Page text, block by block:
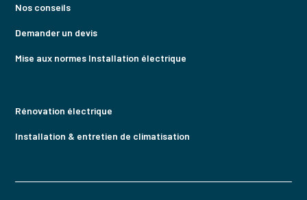
Nos conseils
Demander un devis
Mise aux normes Installation électrique
Rénovation électrique
Installation & entretien de climatisation